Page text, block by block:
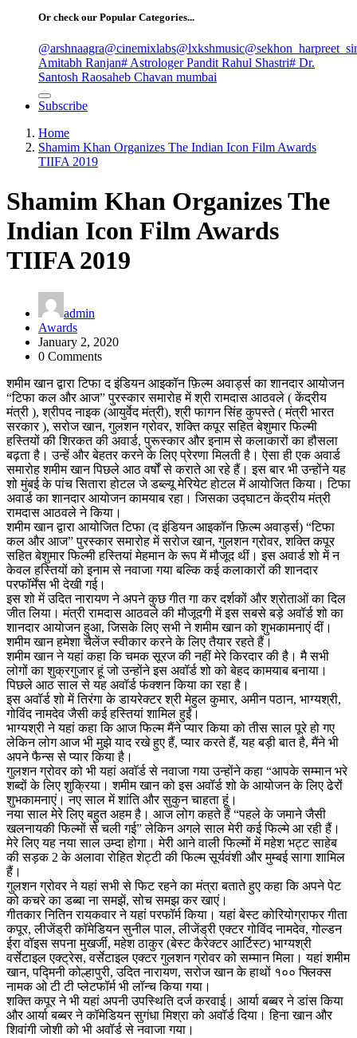
Or check our Popular Categories...
@arshnaagra@cinemixlabs@lxkshmusic
Amitabh Ranjan# Astrologer Pandit Rahul Shastri# Dr.
Santosh Raosaheb Chavan mumbai
Subscribe
Home
Shamim Khan Organizes The Indian Icon Film Awards
TIIFA 2019
Shamim Khan Organizes The
Indian Icon Film Awards
TIIFA 2019
admin
Awards
January 2, 2020
0 Comments
शमीम खान द्वारा टिफा द इंडियन आइकॉन फ़िल्म अवार्ड्स का शानदार आयोजन
“टिफा कल और आज” पुरस्कार समारोह में श्री रामदास आठवले ( केंद्रीय
मंत्री ), श्रीपद नाइक (आयुर्वेद मंत्री), श्री फागन सिंह कुपस्ते ( मंत्री भारत
सरकार ), सरोज खान, गुलशन ग्रोवर, शक्ति कपूर सहित बेशुमार फिल्मी
हस्तियों की शिरकत की अवार्ड, पुरूस्कार और इनाम से कलाकारों का हौसला
बढ़ता है। उन्हें और बेहतर करने के लिए प्रेरणा मिलती है। ऐसा ही एक अवार्ड
समारोह शमीम खान पिछले आठ वर्षों से कराते आ रहे हैं। इस बार भी उन्होंने यह
शो मुंबई के पांच सितारा होटल जे डब्ल्यू मेरियेट होटल में आयोजित किया। टिफा
अवार्ड का शानदार आयोजन कामयाब रहा। जिसका उद्घाटन केंद्रीय मंत्री
रामदास आठवले ने किया।
शमीम खान द्वारा आयोजित टिफा (द इंडियन आइकॉन फ़िल्म अवार्ड्स) “टिफा
कल और आज” पुरस्कार समारोह में सरोज खान, गुलशन ग्रोवर, शक्ति कपूर
सहित बेशुमार फिल्मी हस्तियां मेहमान के रूप में मौजूद थीं। इस अवार्ड शो में न
केवल हस्तियों को इनाम से नवाजा गया बल्कि कई कलाकारों की शानदार
परफॉर्मेंस भी देखी गई।
इस शो में उदित नारायण ने अपने कुछ गीत गा कर दर्शकों और श्रोताओं का दिल
जीत लिया। मंत्री रामदास आठवले की मौजूदगी में इस सबसे बड़े अवॉर्ड शो का
शानदार आयोजन हुआ, जिसके लिए सभी ने शमीम खान को शुभकामनाएं दीं।
शमीम खान हमेशा चैलेंज स्वीकार करने के लिए तैयार रहते हैं।
शमीम खान ने यहां कहा कि चमक सूरज की नहीं मेरे किरदार की है। मै सभी
लोगों का शुक्रगुजार हूं जो उन्होंने इस अवॉर्ड शो को बेहद कामयाब बनाया।
पिछले आठ साल से यह अवॉर्ड फंक्शन किया का रहा है।
इस अवॉर्ड शो में तिरंगा के डायरेक्टर श्री मेहुल कुमार, अमीन पठान, भाग्यश्री,
गोविंद नामदेव जैसी कई हस्तियां शामिल हुईं।
भाग्यश्री ने यहां कहा कि आज फिल्म मैंने प्यार किया को तीस साल पूरे हो गए
लेकिन लोग आज भी मुझे याद रखे हुए हैं, प्यार करते हैं, यह बड़ी बात है, मैंने भी
अपने फैन्स से प्यार किया है।
गुलशन ग्रोवर को भी यहां अवॉर्ड से नवाजा गया उन्होंने कहा “आपके सम्मान भरे
शब्दों के लिए शुक्रिया। शमीम खान को इस अवॉर्ड शो के आयोजन के लिए ढेरों
शुभकामनाएं। नए साल में शांति और सुकुन चाहता हूं।
नया साल मेरे लिए बहुत अहम है। आज लोग कहते हैं “पहले के जमाने जैसी
खलनायकी फिल्मों से चली गई” लेकिन अगले साल मेरी कई फिल्मे आ रही हैं।
मेरे लिए यह नया साल उम्दा होगा। मेरी आने वाली फिल्मों में महेश भट्ट साहेब
की सड़क 2 के अलावा रोहित शेट्टी की फिल्म सूर्यवंशी और मुम्बई सागा शामिल
हैं।
गुलशन ग्रोवर ने यहां सभी से फिट रहने का मंत्रा बताते हुए कहा कि अपने पेट
को कचरे का डब्बा ना समझें, सोच समझ कर खाएं।
गीतकार नितिन रायकवार ने यहां परफॉर्म किया। यहां बेस्ट कोरियोग्राफर गीता
कपूर, लीजेंड्री कॉमेडियन सुनील पाल, लीजेंड्री एक्टर गोविंद नामदेव, गोल्डन
ईरा वॉइस सपना मुखर्जी, महेश ठाकुर (बेस्ट कैरेक्टर आर्टिस्ट) भाग्यश्री
वर्सेटाइल एक्ट्रेस, वर्सेटाइल एक्टर गुलशन ग्रोवर को सम्मान मिला। यहां शमीम
खान, पद्मिनी कोल्हापुरी, उदित नारायण, सरोज खान के हाथों १०० फ्लिक्स
नामक ओ टी टी प्लेटफॉर्म भी लॉन्च किया गया।
शक्ति कपूर ने भी यहां अपनी उपस्थिति दर्ज करवाई। आर्या बब्बर ने डांस किया
और आर्या बब्बर ने कॉमेडियन सुगंधा मिश्रा को अवॉर्ड दिया। हिना खान और
शिवांगी जोशी को भी अवॉर्ड से नवाजा गया।